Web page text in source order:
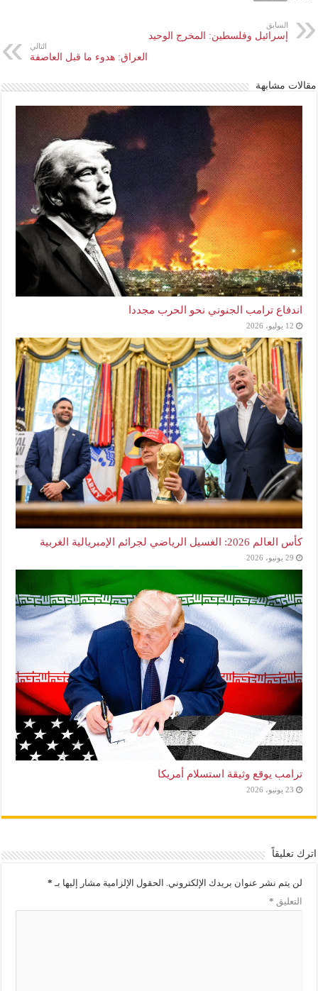
السابق
إسرائيل وفلسطين: المخرج الوحيد
التالي
العراق: هدوء ما قبل العاصفة
مقالات مشابهة
اندفاع ترامب الجنوني نحو الحرب مجددا
12 يوليو، 2026
كأس العالم 2026: الغسيل الرياضي لجرائم الإمبريالية الغربية
29 يونيو، 2026
ترامب يوقع وثيقة استسلام أمريكا
23 يونيو، 2026
اترك تعليقاً
لن يتم نشر عنوان بريدك الإلكتروني. الحقول الإلزامية مشار إليها بـ *
التعليق *